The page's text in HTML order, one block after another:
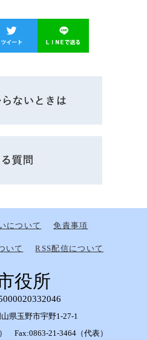
について 免責事項
いて RSS配信について
役所
県玉野市宇野1-27-1
Fax:0863-21-3464（代表）